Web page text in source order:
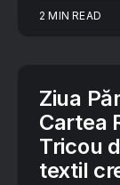
2 MIN READ
Ziua
Cartea
Tricou
textil